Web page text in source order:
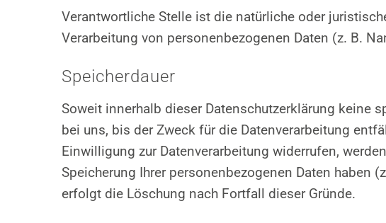
Verantwortliche Stelle ist die natürliche oder
Verarbeitung von personenbezogenen Daten (z. B.
Speicherdauer
Soweit innerhalb dieser Datenschutzerklärung keine
bei uns, bis der Zweck für die Datenverarbeitung
Einwilligung zur Datenverarbeitung widerrufen,
Speicherung Ihrer personenbezogenen Daten haben
erfolgt die Löschung nach Fortfall dieser Gründe.